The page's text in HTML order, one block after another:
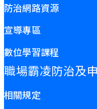
防治網路資源
宣導專區
數位學習課程
職場霸凌防治及
相關規定